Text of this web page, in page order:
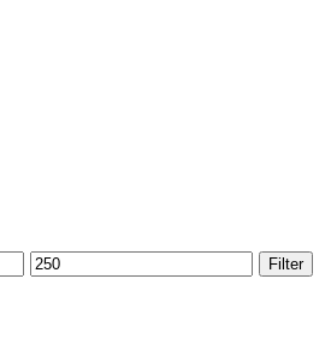
Max.
Preis
Filter